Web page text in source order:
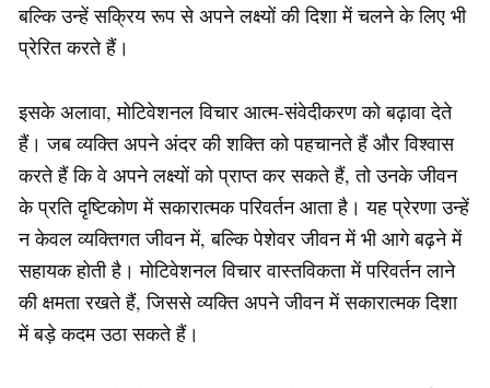
बल्कि उन्हें सक्रिय रूप से अपने लक्ष्यों की दिशा में चलने के लिए भी
प्रेरित करते हैं।
इसके अलावा, मोटिवेशनल विचार आत्म-संवेदीकरण को बढ़ावा देते
हैं। जब व्यक्ति अपने अंदर की शक्ति को पहचानते हैं और विश्वास
करते हैं कि वे अपने लक्ष्यों को प्राप्त कर सकते हैं, तो उनके जीवन
के प्रति दृष्टिकोण में सकारात्मक परिवर्तन आता है। यह प्रेरणा उन्हें
न केवल व्यक्तिगत जीवन में, बल्कि पेशेवर जीवन में भी आगे बढ़ने में
सहायक होती है। मोटिवेशनल विचार वास्तविकता में परिवर्तन लाने
की क्षमता रखते हैं, जिससे व्यक्ति अपने जीवन में सकारात्मक दिशा
में बड़े कदम उठा सकते हैं।